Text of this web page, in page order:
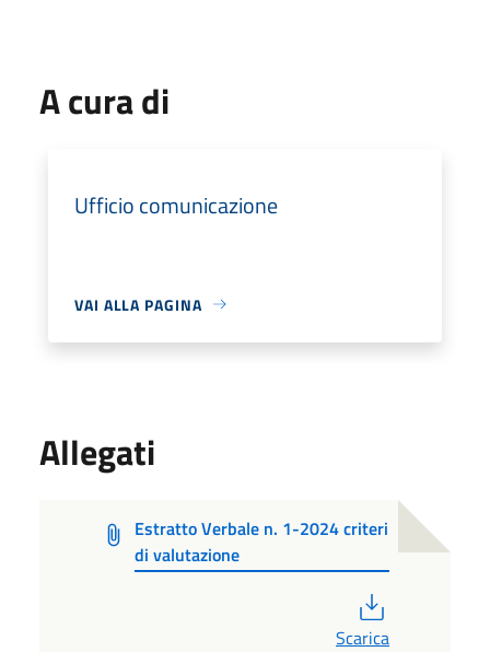
A cura di
Ufficio comunicazione
VAI ALLA PAGINA
Allegati
Estratto Verbale n. 1-2024 criteri
di valutazione
Scarica